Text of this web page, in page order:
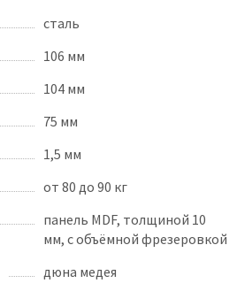
сталь
106 мм
104 мм
75 мм
1,5 мм
от 80 до 90 кг
панель MDF, толщиной 10
мм, с объёмной фрезеровкой
дюна медея